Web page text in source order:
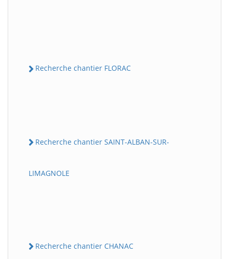
Recherche chantier FLORAC
Recherche chantier SAINT-ALBAN-SUR-
LIMAGNOLE
Recherche chantier CHANAC